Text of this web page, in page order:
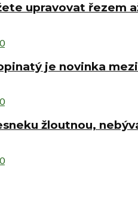
upravovat řezem
0
je novinka
0
žloutnou,
0